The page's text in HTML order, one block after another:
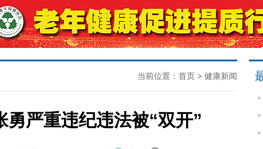
当前位置： 首页 > 健康新闻
严重违纪违法被“双开”